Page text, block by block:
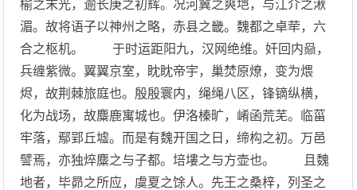
榆之末光，逾长庚之初辉。况河冀之爽垲，与江介之湫
湄。故将语子以神州之略，赤县之畿。魏都之卓荦，六
合之枢机。 于时运距阳九，汉网绝维。奸回内赑，
兵缠紫微。翼翼京室，眈眈帝宇，巢焚原燎，变为煨
烬，故荆棘旅庭也。殷殷寰内，绳绳八区，锋镝纵横，
化为战场，故麋鹿寓城也。伊洛榛旷，崤函荒芜。临菑
牢落，鄢郢丘墟。而是有魏开国之日，缔构之初。万邑
譬焉，亦独焠麋之与子都。培塿之与方壶也。 且魏
地者，毕昴之所应，虞夏之馀人。先王之桑梓，列圣之